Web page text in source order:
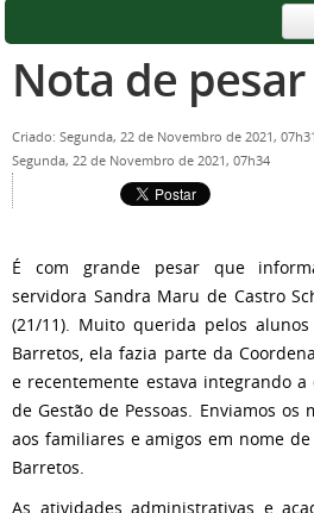
Nota de pesar
Criado: Segunda, 22 de Novembro de 2021, 07h31
Segunda, 22 de Novembro de 2021, 07h34
É com grande pesar que
servidora Sandra Maru de Castro
(21/11). Muito querida pelos
Barretos, ela fazia parte da
e recentemente estava integrando
de Gestão de Pessoas. Enviamos os
aos familiares e amigos em nome
Barretos.
As atividades administrativas e